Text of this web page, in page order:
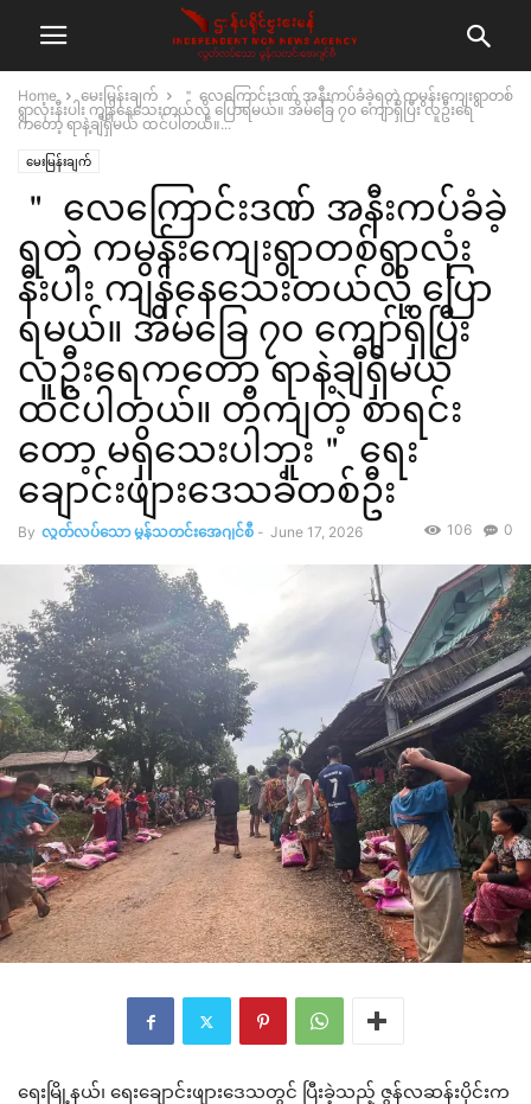
Home မေးမြန်းချက်
＂ လေကြောင်းဒဏ် အနီးကပ်ခံခဲ့ရတဲ့ ကမွန်းကျေးရွာတစ်
ရွာလုံးနီးပါး ကျန်နေသေးတယ်လို့ ပြောရမယ်။ အိမ်ခြေ ၇၀ ကျော်ရှိပြီး လူဦးရေ
ကတော့ ရာနဲ့ချီရှိမယ် ထင်ပါတယ်။...
မေးမြန်းချက်
＂ လေကြောင်းဒဏ် အနီးကပ်ခံခဲ့
ရတဲ့ ကမွန်းကျေးရွာတစ်ရွာလုံး
နီးပါး ကျန်နေသေးတယ်လို့ ပြော
ရမယ်။ အိမ်ခြေ ၇၀ ကျော်ရှိပြီး
လူဦးရေကတော့ ရာနဲ့ချီရှိမယ်
ထင်ပါတယ်။ တိကျတဲ့ စာရင်း
တော့ မရှိသေးပါဘူး＂ ရေး
ချောင်းဖျားဒေသခံတစ်ဦး
By လွတ်လပ်သော မွန်သတင်းအေဂျင်စီ - June 17, 2026 0
106
ရေးမြို့နယ်၊ ရေးချောင်းဖျားဒေသတွင် ပြီးခဲ့သည့် ဇွန်လဆန်းပိုင်းက